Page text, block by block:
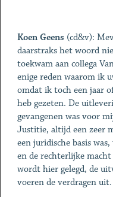
Koen Geens (cd&v):
daarstraks het woord
toekwam aan collega
enige reden waarom ik
omdat ik toch een jaar
heb gezeten. De
gevangenen was voor
Justitie, altijd een zeer
een juridische basis
en de rechterlijke
wordt hier gelegd, de
voeren de verdragen uit.